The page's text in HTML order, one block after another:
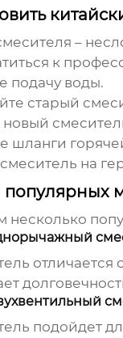
–
к
подачу воды.
старый
новый
шланги
на
несколько
подойдет